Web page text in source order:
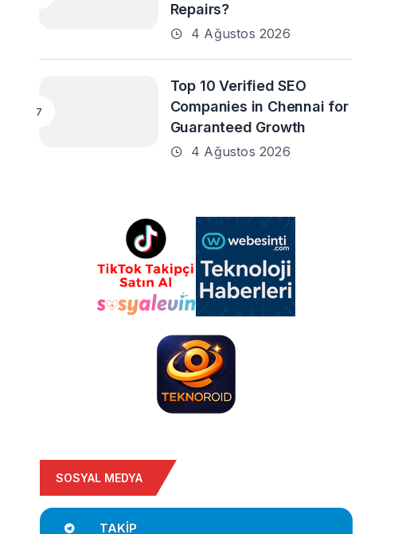
Repairs?
4 Ağustos 2026
Top 10 Verified SEO
Companies in Chennai for
Guaranteed Growth
4 Ağustos 2026
SOSYAL MEDYA
TAKIP